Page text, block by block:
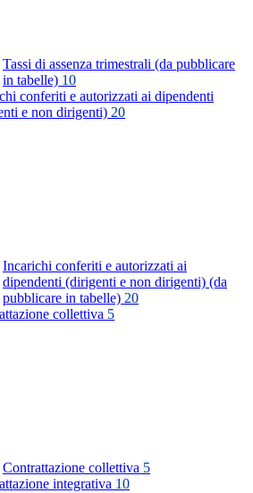
Tassi di assenza trimestrali (da pubblicare
in tabelle) 10
conferiti e autorizzati ai dipendenti
e non dirigenti) 20
Incarichi conferiti e autorizzati ai
dipendenti (dirigenti e non dirigenti) (da
pubblicare in tabelle) 20
collettiva 5
Contrattazione collettiva 5
integrativa 10